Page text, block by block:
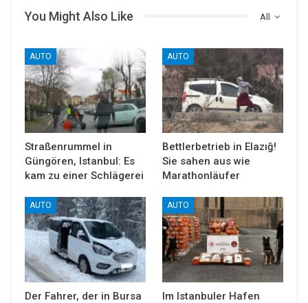
All
You Might Also Like
AUTO
Straßenrummel in
Güngören, Istanbul: Es
kam zu einer Schlägerei
AUTO
Bettlerbetrieb in Elazığ!
Sie sahen aus wie
Marathonläufer
AUTO
Der Fahrer, der in Bursa
AUTO
Im Istanbuler Hafen